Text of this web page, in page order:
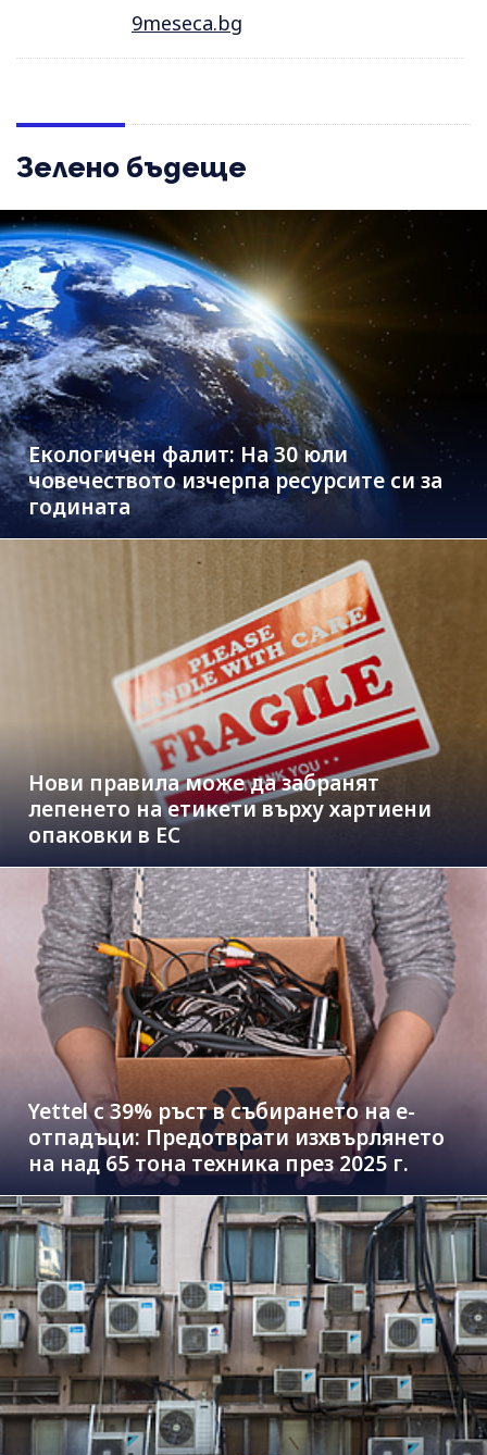
9meseca.bg
Зелено бъдеще
Екологичен фалит: На 30 юли
човечеството изчерпа ресурсите си за
годината
Нови правила може да забранят
лепенето на етикети върху хартиени
опаковки в ЕС
Yettel с 39% ръст в събирането на е-
отпадъци: Предотврати изхвърлянето
на над 65 тона техника през 2025 г.